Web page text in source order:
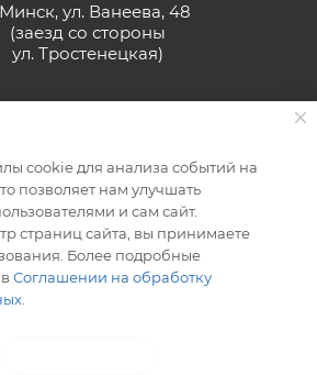
Минск, ул. Ванеева, 48
(заезд со стороны
ул. Тростенецкая)
2026 © ЗАО «ТВК»
cookie для анализа событий на
позволяет нам улучшать
и сам сайт.
страниц сайта, вы принимаете
Более подробные
Соглашении на обработку